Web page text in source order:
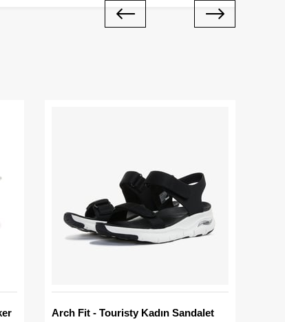
Arch Fit - Touristy Kadın Sandalet